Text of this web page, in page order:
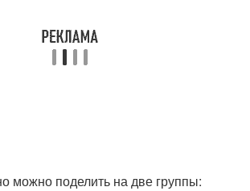
можно поделить на две группы: